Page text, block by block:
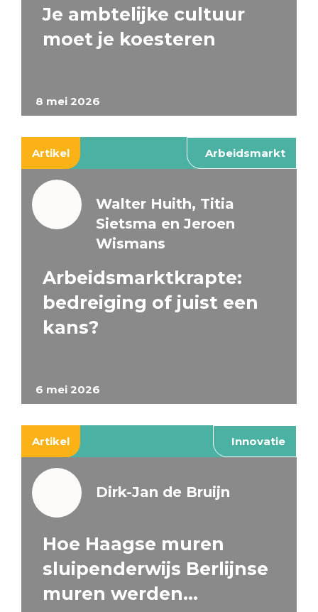
8 mei 2026
Je ambtelijke cultuur
moet je koesteren
Artikel Arbeidsmarkt
6 mei 2026
Walter Huith, Titia
Sietsma en Jeroen
Wismans
Arbeidsmarktkrapte:
bedreiging of juist een
kans?
Artikel Innovatie
Dirk-Jan de Bruijn
Hoe Haagse muren
sluipenderwijs Berlijnse
muren werden…